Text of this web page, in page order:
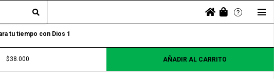
tu tiempo con Dios 1
$38.000 AÑADIR AL CARRITO